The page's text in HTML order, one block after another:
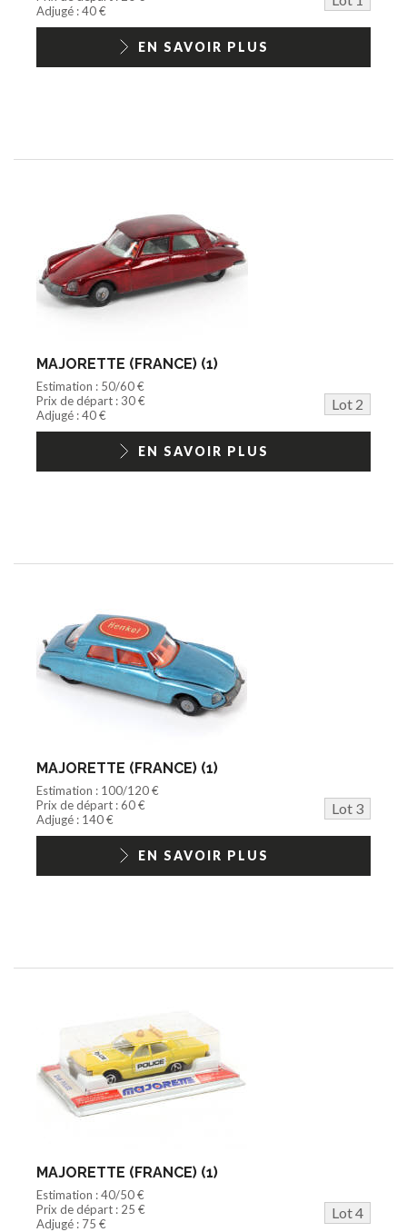
Jouets Fast Food
Trading cards
1/18ème moderne
Adjugé : 40 €
EN SAVOIR PLUS
MAJORETTE (FRANCE) (1)
Estimation : 50/60 €
Prix de départ : 30 €
Lot 2
Adjugé : 40 €
EN SAVOIR PLUS
MAJORETTE (FRANCE) (1)
Estimation : 100/120 €
Prix de départ : 60 €
Lot 3
Adjugé : 140 €
EN SAVOIR PLUS
MAJORETTE (FRANCE) (1)
Estimation : 40/50 €
Prix de départ : 25 €
Lot 4
Adjugé : 75 €